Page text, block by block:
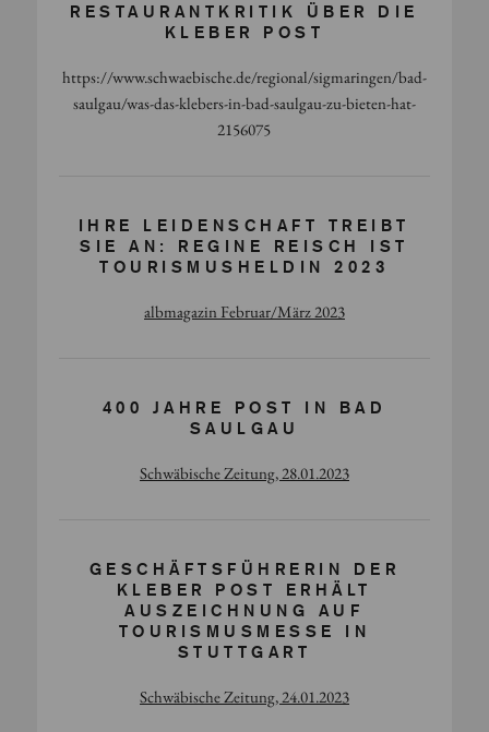
RESTAURANTKRITIK ÜBER DIE
KLEBER POST
https://www.schwaebische.de/regional/sigmaringen/bad-
saulgau/was-das-klebers-in-bad-saulgau-zu-bieten-hat-
2156075
IHRE LEIDENSCHAFT TREIBT
SIE AN: REGINE REISCH IST
TOURISMUSHELDIN 2023
albmagazin Februar/März 2023
400 JAHRE POST IN BAD
SAULGAU
Schwäbische Zeitung, 28.01.2023
GESCHÄFTSFÜHRERIN DER
KLEBER POST ERHÄLT
AUSZEICHNUNG AUF
TOURISMUSMESSE IN
STUTTGART
Schwäbische Zeitung, 24.01.2023